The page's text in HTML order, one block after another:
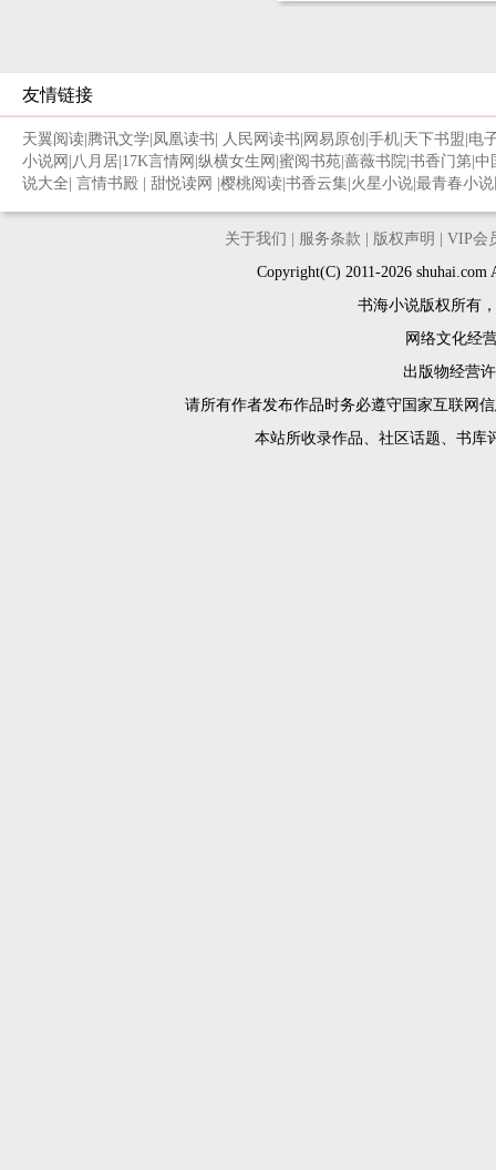
友情链接
天翼阅读 腾讯文学 凤凰读书 人民网读书 网易原创 手机 天下书盟 电
小说网 八月居 17K言情网 纵横女生网 蜜阅书苑 蔷薇书院 书香门第 中
说大全 言情书殿 甜悦读网 樱桃阅读 书香云集 火星小说 最青春小
关于我们 服务条款 版权声明
VIP会
Copyright(C) 2011-2026
书海小说版权所有
网络文化经
出版物经营
请所有作者发布作品时务必遵守国家互联网
本站所收录作品、社区话题、书库